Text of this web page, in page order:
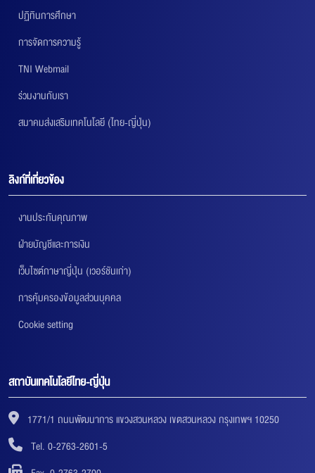
ปฏิทินการศึกษา
การจัดการความรู้
TNI Webmail
ร่วมงานกับเรา
สมาคมส่งเสริมเทคโนโลยี (ไทย-ญี่ปุ่น)
ลิงก์ที่เกี่ยวข้อง
งานประกันคุณภาพ
ฝ่ายบัญชีและการเงิน
เว็บไซต์ภาษาญี่ปุ่น (เวอร์ชันเก่า)
การคุ้มครองข้อมูลส่วนบุคคล
Cookie setting
สถาบันเทคโนโลยีไทย-ญี่ปุ่น
1771/1 ถนนพัฒนาการ แขวงสวนหลวง เขตสวนหลวง กรุงเทพฯ 10250
Tel. 0-2763-2601-5